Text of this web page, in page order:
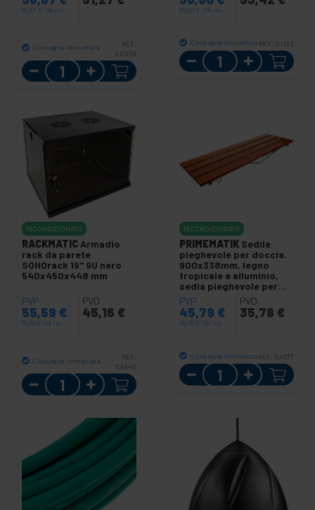
56,87 € IVA inc.
Consegna immediata
REF:
S0358
Quantità
56,60 € IVA inc.
Consegna immediata REF: S1133
Quantità
RICONDIZIONATO
RACKMATIC Armadio
rack da parete
SOHOrack 19" 9U nero
540x450x448 mm
PVP
55,59 €
55,59 € IVA inc.
PVD
45,16 €
Consegna immediata
REF:
SA445
Quantità
RICONDIZIONATO
PRIMEMATIK Sedile
pieghevole per doccia.
900x338mm, legno
tropicale e alluminio,
sedia pieghevole per
anziani.
PVP
45,79 €
45,79 € IVA inc.
PVD
35,78 €
Consegna immediataREF: SA677
Quantità